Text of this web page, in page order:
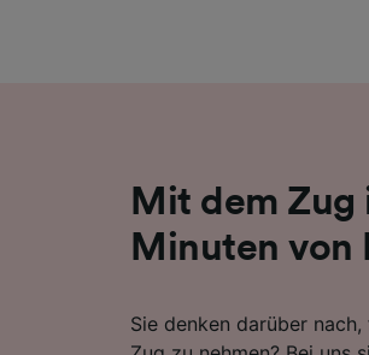
Mit dem Zug
Minuten von
Sie denken darüber